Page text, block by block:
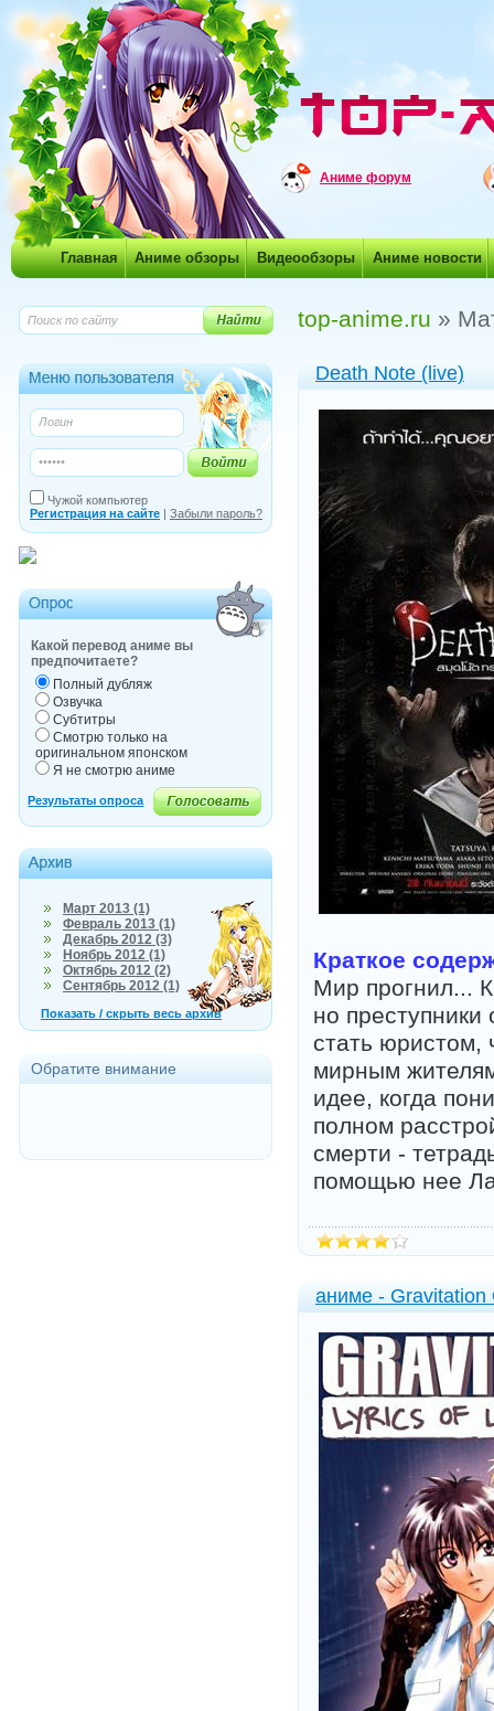
Аниме форум
Главная Аниме обзоры Видеообзоры Аниме новости
top-anime.ru »
Death Note (live)
Краткое
Мир прогнил...
но
стать юристом,
мирным
идее, когда
полном
смерти -
помощью нее
аниме - Gravitation
Чужой компьютер
Регистрация на сайте | Забыли пароль?
Какой перевод аниме вы
предпочитаете?
Полный дубляж
Озвучка
Субтитры
Смотрю только на
оригинальном японском
Я не смотрю аниме
Март 2013 (1)
Февраль 2013 (1)
Декабрь 2012 (3)
Ноябрь 2012 (1)
Октябрь 2012 (2)
Сентябрь 2012 (1)
Показать / скрыть весь архив
Обратите внимание